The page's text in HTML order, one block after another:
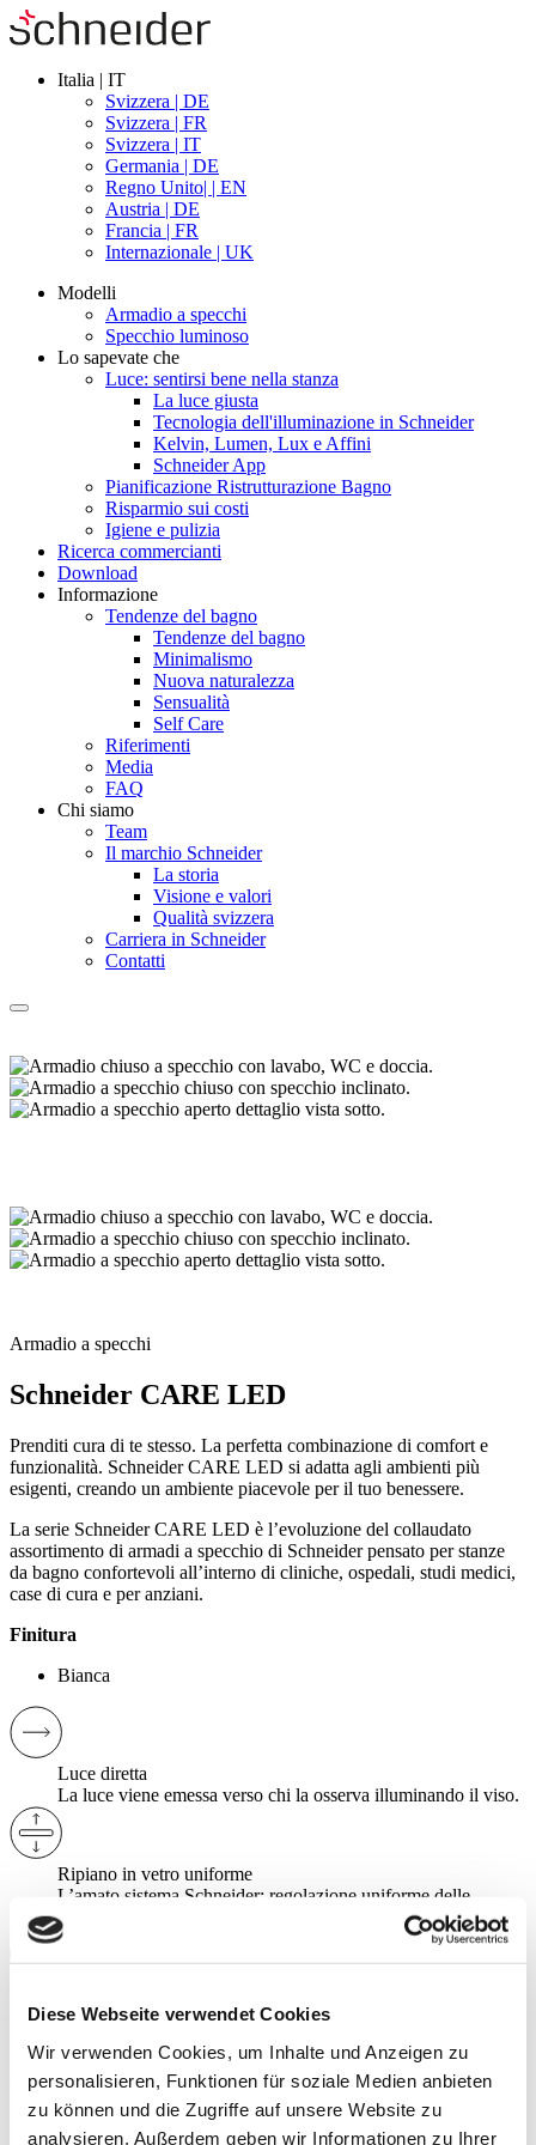
Diese Webseite verwendet Cookies
Wir verwenden Cookies, um Inhalte und Anzeigen zu
personalisieren, Funktionen für soziale Medien anbieten
zu können und die Zugriffe auf unsere Website zu
analysieren. Außerdem geben wir Informationen zu Ihrer
Italia | IT
Svizzera | DE
Svizzera | FR
Svizzera | IT
Germania | DE
Regno Unito| | EN
Austria | DE
Francia | FR
Internazionale | UK
Modelli
Armadio a specchi
Specchio luminoso
Lo sapevate che
Luce: sentirsi bene nella stanza
La luce giusta
Tecnologia dell'illuminazione in Schneider
Kelvin, Lumen, Lux e Affini
Schneider App
Pianificazione Ristrutturazione Bagno
Risparmio sui costi
Igiene e pulizia
Ricerca commercianti
Download
Informazione
Tendenze del bagno
Tendenze del bagno
Minimalismo
Nuova naturalezza
Sensualità
Self Care
Riferimenti
Media
FAQ
Chi siamo
Team
Il marchio Schneider
La storia
Visione e valori
Qualità svizzera
Carriera in Schneider
Contatti
Armadio a specchi
Schneider CARE LED
Prenditi cura di te stesso. La perfetta combinazione di comfort e
funzionalità. Schneider CARE LED si adatta agli ambienti più
esigenti, creando un ambiente piacevole per il tuo benessere.
La serie Schneider CARE LED è l’evoluzione del collaudato
assortimento di armadi a specchio di Schneider pensato per stanze
da bagno confortevoli all’interno di cliniche, ospedali, studi medici,
case di cura e per anziani.
Finitura
Bianca
Luce diretta
La luce viene emessa verso chi la osserva illuminando il viso.
Ripiano in vetro uniforme
L’amato sistema Schneider: regolazione uniforme delle
mensole in vetro.
Ante battenti con ammortizzatore, robusta tecnologia a
Altri vantaggi: